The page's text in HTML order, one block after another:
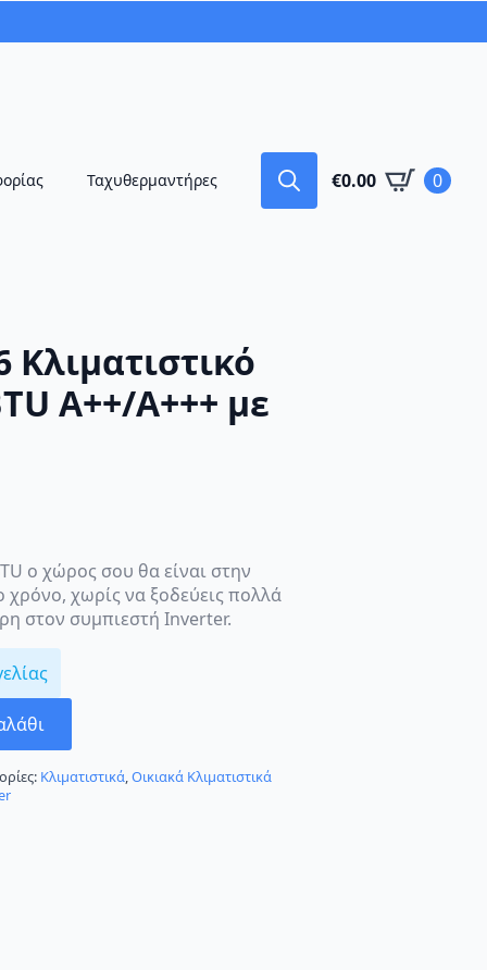
Ταχυθερμαντήρες €0.00 0
Κλιματιστικό
A++/A+++ με
ο χώρος σου θα είναι στην
χωρίς να ξοδεύεις πολλά
στον συμπιεστή Inverter.
Κλιματιστικά,Οικιακά Κλιματιστικά